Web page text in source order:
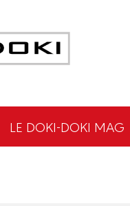
LE DOKI-DOKI MAG